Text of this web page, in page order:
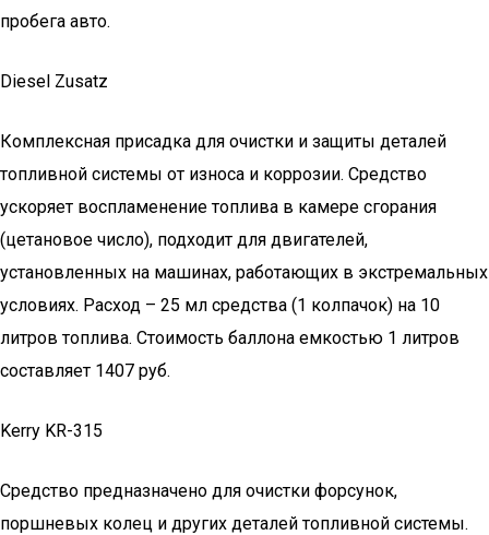
пробега авто.
Diesel Zusatz
Комплексная присадка для очистки и защиты деталей
топливной системы от износа и коррозии. Средство
ускоряет воспламенение топлива в камере сгорания
(цетановое число), подходит для двигателей,
установленных на машинах, работающих в экстремальных
условиях. Расход – 25 мл средства (1 колпачок) на 10
литров топлива. Стоимость баллона емкостью 1 литров
составляет 1407 руб.
Kerry KR-315
Средство предназначено для очистки форсунок,
поршневых колец и других деталей топливной системы.